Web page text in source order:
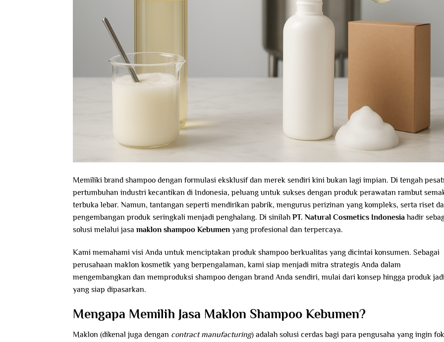
Memiliki brand shampoo dengan formulasi eksklusif dan merek sendiri kini bukan lagi impian. Di tengah
pertumbuhan industri kecantikan di Indonesia, peluang untuk sukses dengan produk perawatan rambut
terbuka lebar. Namun, tantangan seperti mendirikan pabrik, mengurus perizinan yang kompleks, serta riset
pengembangan produk seringkali menjadi penghalang. Di sinilah PT. Natural Cosmetics Indonesiahadir
solusi melalui jasa maklon shampoo Kebumen yang profesional dan terpercaya.
Kami memahami visi Anda untuk menciptakan produk shampoo berkualitas yang dicintai konsumen. Sebagai
perusahaan maklon kosmetik yang berpengalaman, kami siap menjadi mitra strategis Anda dalam
mengembangkan dan memproduksi shampoo dengan brand Anda sendiri, mulai dari konsep hingga produk jadi
yang siap dipasarkan.
Mengapa Memilih Jasa Maklon Shampoo Kebumen?
Maklon (dikenal juga dengan contract manufacturing) adalah solusi cerdas bagi para pengusaha yang ingin